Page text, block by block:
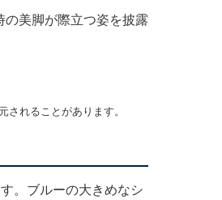
美脚が際立つ姿を披露
れることがあります。
。ブルーの大きめなシ